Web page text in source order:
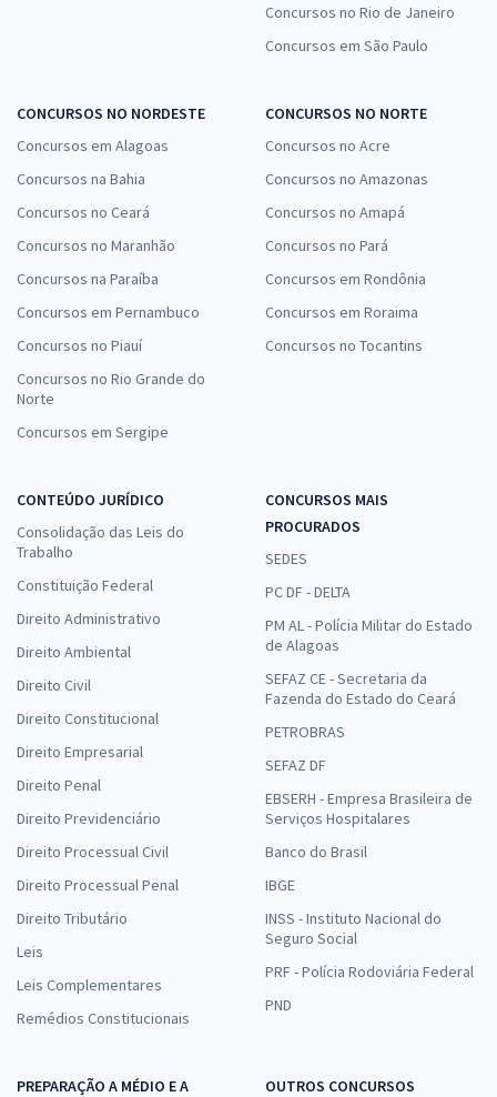
Concursos no Rio de Janeiro
Concursos em São Paulo
CONCURSOS NO NORDESTE
Concursos em Alagoas
Concursos na Bahia
Concursos no Ceará
Concursos no Maranhão
Concursos na Paraíba
Concursos em Pernambuco
Concursos no Piauí
Concursos no Rio Grande do
Norte
Concursos em Sergipe
CONCURSOS NO NORTE
Concursos no Acre
Concursos no Amazonas
Concursos no Amapá
Concursos no Pará
Concursos em Rondônia
Concursos em Roraima
Concursos no Tocantins
CONTEÚDO JURÍDICO
Consolidação das Leis do
Trabalho
Constituição Federal
Direito Administrativo
Direito Ambiental
Direito Civil
Direito Constitucional
Direito Empresarial
Direito Penal
Direito Previdenciário
Direito Processual Civil
Direito Processual Penal
Direito Tributário
Leis
Leis Complementares
Remédios Constitucionais
CONCURSOS MAIS
PROCURADOS
SEDES
PC DF - DELTA
PM AL - Polícia Militar do Estado
de Alagoas
SEFAZ CE - Secretaria da
Fazenda do Estado do Ceará
PETROBRAS
SEFAZ DF
EBSERH - Empresa Brasileira de
Serviços Hospitalares
Banco do Brasil
IBGE
INSS - Instituto Nacional do
Seguro Social
PRF - Polícia Rodoviária Federal
PND
PREPARAÇÃO A MÉDIO E A
OUTROS CONCURSOS